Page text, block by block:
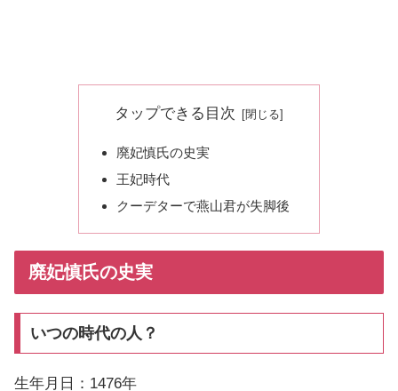
タップできる目次
廃妃慎氏の史実
王妃時代
クーデターで燕山君が失脚後
廃妃慎氏の史実
いつの時代の人？
生年月日：1476年